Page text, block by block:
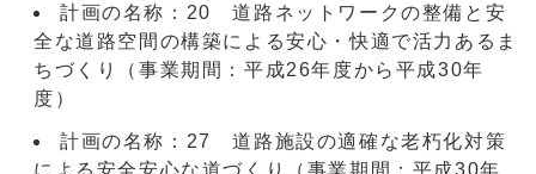
計画の名称：20 道路ネットワークの整備と安
全な道路空間の構築による安心・快適で活力あるま
ちづくり（事業期間：平成26年度から平成30年
度）
計画の名称：27 道路施設の適確な老朽化対策
による安全安心な道づくり（事業期間：平成30年